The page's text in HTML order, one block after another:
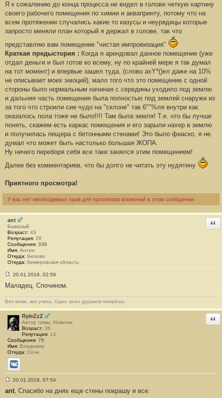
1
Я к сожалению до конца процесса не видел в голове четкую картину
своего рабочего помещения по химии и аквапринту, потому что на
всем протяжении случались какие то казусы и неурядицы которые
запросто меняли план который я держал в голове, так что
представляю вам помещение "чистая импровизация"
Краткая предыстория : Когда я арендовал данное помещение (уже
отдал деньги и был готов ко всему, ну по крайней мере я так думал
на тот момент) и впервые зашел туда, (слово ахY*()ел даже на 10%
не описывает моих эмоций), мало того что это помещение с одной
стороны было нормальным начиная с середины уходило под землю
и дальняя часть помещения была полностью под землей снаружи из
за того что строили сие чудо на "склоне" так 6""%ля внутри как
оказалось пола тоже не было!!!! Там была земля! Т.е. что бы лучше
понять, скажем есть каркас помещения и его зарыли нахер в землю
и получилась пещера с бетонными стенами! Это было фиаско, я не
думал что может быть настолько большая ЖОПА.
Ну ничего переборя себя все таки занялся этим помещением!
Далее без комментариев, что бы долго не читать эту нудятину
Приятного просмотра!
У вас нет необходимых прав для просмотра вложений в этом сообщении.
ant
Бывалый
Возраст: 43
Репутация: 28
Сообщения: 336
Имя: Антон
Откуда: Белово
Откуда: Кемеровская область
о
б
щ
е
н
и
е
#
2
20.01.2018, 02:59
Маладец. Спочином.
Век живи, век учись. Один хрен дураком помрёшь.
RyleZzZ
Автор темы, Новичок
Возраст: 36
Репутация: 14
Сообщения: 78
Имя: Владимир
Откуда: Сочи
ВКонтакте
о
20.01.2018, 07:54
ant, Спасибо на днях еще стены покрашу и все.